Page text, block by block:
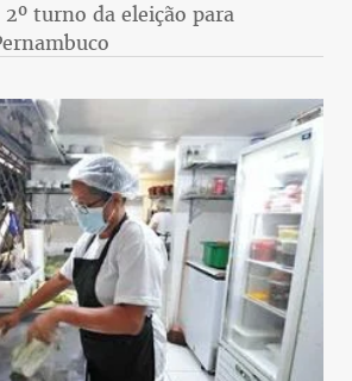
turno da eleição para